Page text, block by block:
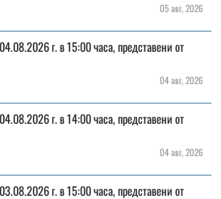
05 авг, 2026
г. в 15:00 часа, представени от
04 авг, 2026
г. в 14:00 часа, представени от
04 авг, 2026
г. в 15:00 часа, представени от